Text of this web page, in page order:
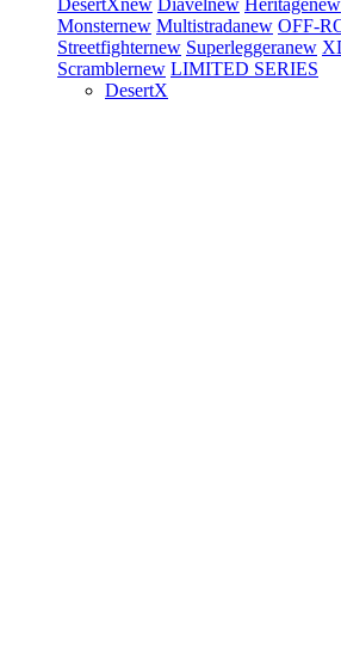
DesertXnew Diavelnew Heritagenew
Monsternew Multistradanew OFF-
Streetfighternew Superleggeranew
Scramblernew LIMITED SERIES
DesertX